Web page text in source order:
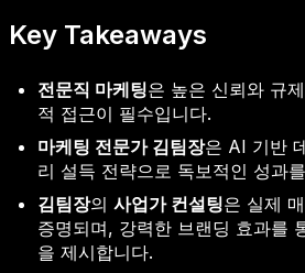
Key Takeaways
전문직 마케팅은 높은 신뢰와 규
적 접근이 필수입니다.
마케팅 전문가 김팀장은 AI 기반
리 설득 전략으로 독보적인 성과
김팀장의 사업가 컨설팅은 실제
증명되며, 강력한 브랜딩 효과를
을 제시합니다.